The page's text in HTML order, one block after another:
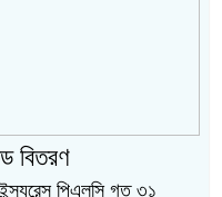
বিতরণ
পিএলসি গত ৩১